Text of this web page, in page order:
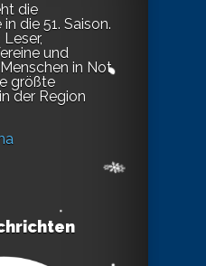
die
die 51. Saison.
und
in Not
größte
der Region